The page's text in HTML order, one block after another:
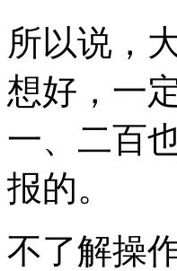
所以说，
想好，一
一、二百
报的。
不了解操